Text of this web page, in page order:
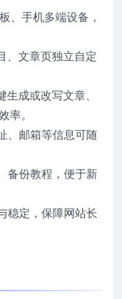
、手机多端设备，
、文章页独立自定
成或改写文章、
率。
、邮箱等信息可随
备份教程，便于新
稳定，保障网站长